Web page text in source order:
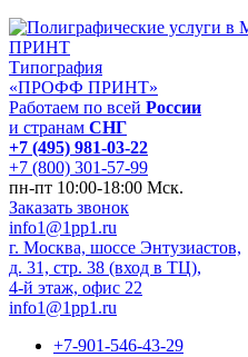
Типография
«ПРОФФ ПРИНТ»
Работаем по всей России
и странам СНГ
+7 (495) 981-03-22
+7 (800) 301-57-99
пн-пт 10:00-18:00 Мск.
Заказать звонок
info1@1pp1.ru
г. Москва, шоссе Энтузиастов,
д. 31, стр. 38 (вход в ТЦ),
4-й этаж, офис 22
info1@1pp1.ru
+7-901-546-43-29